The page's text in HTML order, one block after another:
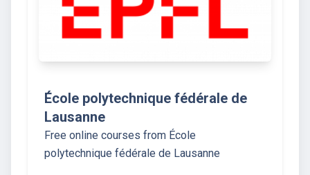
École polytechnique fédérale de
Lausanne
Free online courses from École
polytechnique fédérale de Lausanne